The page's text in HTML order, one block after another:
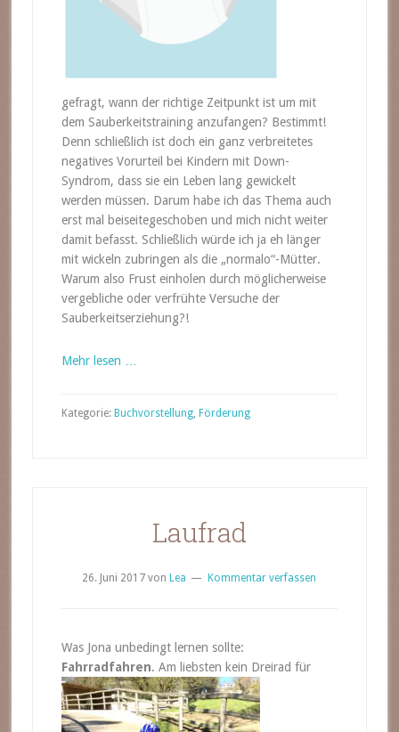
gefragt, wann der richtige Zeitpunkt ist um mit
dem Sauberkeitstraining anzufangen? Bestimmt!
Denn schließlich ist doch ein ganz verbreitetes
negatives Vorurteil bei Kindern mit Down-
Syndrom, dass sie ein Leben lang gewickelt
werden müssen. Darum habe ich das Thema auch
erst mal beiseitegeschoben und mich nicht weiter
damit befasst. Schließlich würde ich ja eh länger
mit wickeln zubringen als die „normalo“-Mütter.
Warum also Frust einholen durch möglicherweise
vergebliche oder verfrühte Versuche der
Sauberkeitserziehung?!
Mehr lesen …
Kategorie: Buchvorstellung, Förderung
Laufrad
26. Juni 2017 von Lea Kommentar verfassen
Was Jona unbedingt lernen sollte:
Fahrradfahren. Am liebsten kein Dreirad für